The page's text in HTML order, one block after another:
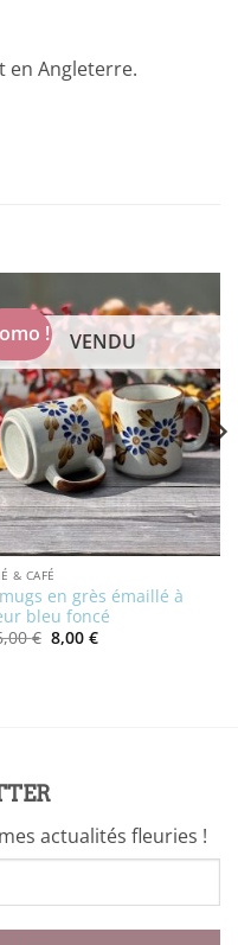
en Angleterre.
! VENDU
& CAFÉ
en grès émaillé à
bleu foncé
€ Le
prix
8,00 €Le
actualités fleuries !